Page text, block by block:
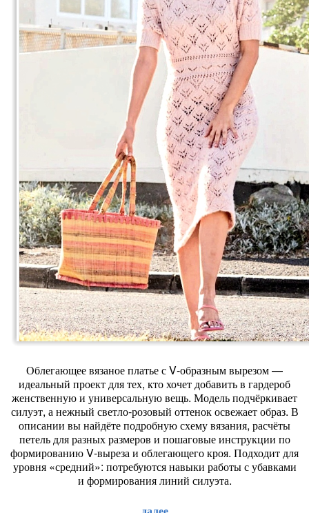
Облегающее вязаное платье с V‑образным вырезом —
идеальный проект для тех, кто хочет добавить в гардероб
женственную и универсальную вещь. Модель подчёркивает
силуэт, а нежный светло‑розовый оттенок освежает образ. В
описании вы найдёте подробную схему вязания, расчёты
петель для разных размеров и пошаговые инструкции по
формированию V‑выреза и облегающего кроя. Подходит для
уровня «средний»: потребуются навыки работы с убавками
и формирования линий силуэта.